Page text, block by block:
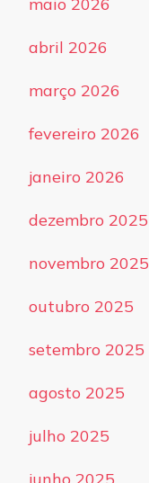
abril 2026
março 2026
fevereiro 2026
janeiro 2026
dezembro 2025
novembro 2025
outubro 2025
setembro 2025
agosto 2025
julho 2025
junho 2025